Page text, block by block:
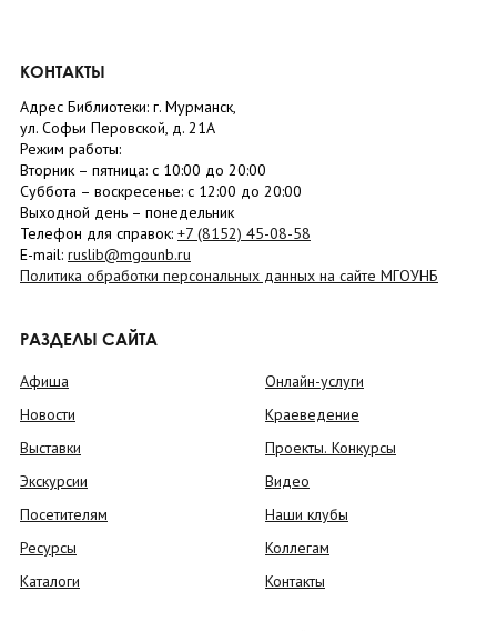
КОНТАКТЫ
Адрес Библиотеки: г. Мурманск,
ул. Софьи Перовской, д. 21А
Режим работы:
Вторник – пятница: с 10:00 до 20:00
Суббота – воскресенье: c 12:00 до 20:00
Выходной день – понедельник
Телефон для справок: +7 (8152) 45-08-58
E-mail: ruslib@mgounb.ru
Политика обработки персональных данных на сайте МГОУНБ
РАЗДЕЛЫ САЙТА
Афиша
Новости
Выставки
Экскурсии
Посетителям
Ресурсы
Каталоги
Онлайн-услуги
Краеведение
Проекты. Конкурсы
Видео
Наши клубы
Коллегам
Контакты